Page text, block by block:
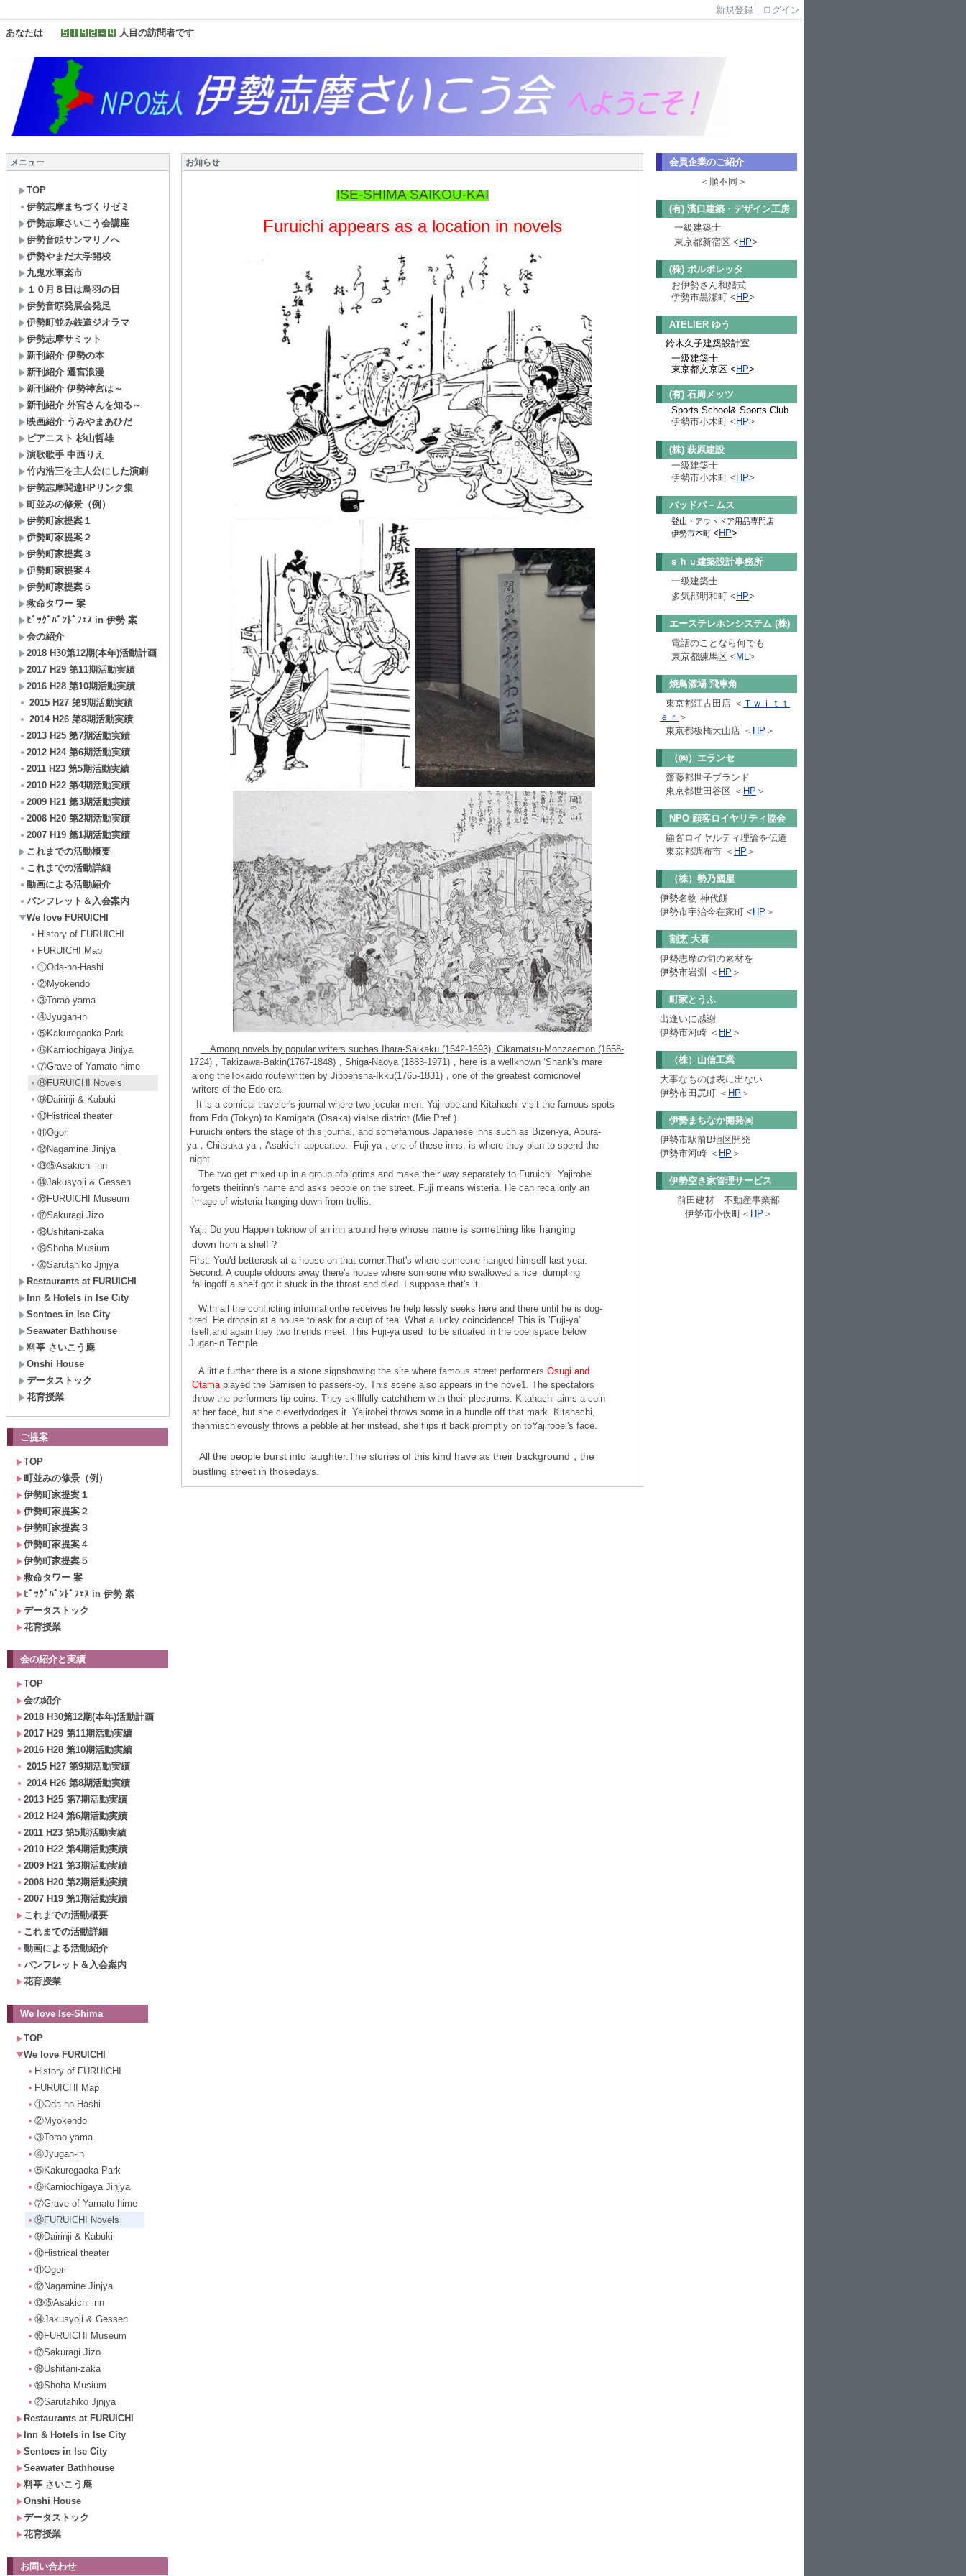
新規登録 ログイン
あなたは 人目の訪問者です
メニュー
TOP
伊勢志摩まちづくりゼミ
伊勢志摩さいこう会講座
伊勢音頭サンマリノへ
伊勢やまだ大学開校
九鬼水軍楽市
１０月８日は鳥羽の日
伊勢音頭発展会発足
伊勢町並み鉄道ジオラマ
伊勢志摩サミット
新刊紹介 伊勢の本
新刊紹介 遷宮浪漫
新刊紹介 伊勢神宮は～
新刊紹介 外宮さんを知る～
映画紹介 うみやまあひだ
ピアニスト 杉山哲雄
演歌歌手 中西りえ
竹内浩三を主人公にした演劇
伊勢志摩関連HPリンク集
町並みの修景（例）
伊勢町家提案１
伊勢町家提案２
伊勢町家提案３
伊勢町家提案４
伊勢町家提案５
救命タワー 案
ﾋﾞｯｸﾞﾊﾞﾝﾄﾞﾌｪｽ in 伊勢 案
会の紹介
2018 H30第12期(本年)活動計画
2017 H29 第11期活動実績
2016 H28 第10期活動実績
2015 H27 第9期活動実績
2014 H26 第8期活動実績
2013 H25 第7期活動実績
2012 H24 第6期活動実績
2011 H23 第5期活動実績
2010 H22 第4期活動実績
2009 H21 第3期活動実績
2008 H20 第2期活動実績
2007 H19 第1期活動実績
これまでの活動概要
これまでの活動詳細
動画による活動紹介
パンフレット＆入会案内
We love FURUICHI
History of FURUICHI
FURUICHI Map
①Oda-no-Hashi
②Myokendo
③Torao-yama
④Jyugan-in
⑤Kakuregaoka Park
⑥Kamiochigaya Jinjya
⑦Grave of Yamato-hime
⑧FURUICHI Novels
⑨Dairinji & Kabuki
⑩Histrical theater
⑪Ogori
⑫Nagamine Jinjya
⑬⑮Asakichi inn
⑭Jakusyoji & Gessen
⑯FURUICHI Museum
⑰Sakuragi Jizo
⑱Ushitani-zaka
⑲Shoha Musium
⑳Sarutahiko Jjnjya
Restaurants at FURUICHI
Inn & Hotels in Ise City
Sentoes in Ise City
Seawater Bathhouse
料亭 さいこう庵
Onshi House
データストック
花育授業
ご提案
TOP
町並みの修景（例）
伊勢町家提案１
伊勢町家提案２
伊勢町家提案３
伊勢町家提案４
伊勢町家提案５
救命タワー 案
ﾋﾞｯｸﾞﾊﾞﾝﾄﾞﾌｪｽ in 伊勢 案
データストック
花育授業
会の紹介と実績
TOP
会の紹介
2018 H30第12期(本年)活動計画
2017 H29 第11期活動実績
2016 H28 第10期活動実績
2015 H27 第9期活動実績
2014 H26 第8期活動実績
2013 H25 第7期活動実績
2012 H24 第6期活動実績
2011 H23 第5期活動実績
2010 H22 第4期活動実績
2009 H21 第3期活動実績
2008 H20 第2期活動実績
2007 H19 第1期活動実績
これまでの活動概要
これまでの活動詳細
動画による活動紹介
パンフレット＆入会案内
花育授業
We love Ise-Shima
TOP
We love FURUICHI
History of FURUICHI
FURUICHI Map
①Oda-no-Hashi
②Myokendo
③Torao-yama
④Jyugan-in
⑤Kakuregaoka Park
⑥Kamiochigaya Jinjya
⑦Grave of Yamato-hime
⑧FURUICHI Novels
⑨Dairinji & Kabuki
⑩Histrical theater
⑪Ogori
⑫Nagamine Jinjya
⑬⑮Asakichi inn
⑭Jakusyoji & Gessen
⑯FURUICHI Museum
⑰Sakuragi Jizo
⑱Ushitani-zaka
⑲Shoha Musium
⑳Sarutahiko Jjnjya
Restaurants at FURUICHI
Inn & Hotels in Ise City
Sentoes in Ise City
Seawater Bathhouse
料亭 さいこう庵
Onshi House
データストック
花育授業
お問い合わせ
お知らせ
ISE-SHIMA SAIKOU-KAI
Furuichi appears as a location in novels
Among novels by popular writers suchas Ihara-Saikaku (1642-1693), Cikamatsu-Monzaemon (1658-
1724)，Takizawa-Bakin(1767-1848)，Shiga-Naoya (1883-1971)，here is a wellknown ‘Shank's mare
along theTokaido route'written by Jippensha-Ikku(1765-1831)，one of the greatest comicnovel
writers of the Edo era.
It is a comical traveler's journal where two jocular men. Yajirobeiand Kitahachi visit the famous spots
from Edo (Tokyo) to Kamigata (Osaka) viaIse district (Mie Pref.).
Furuichi enters the stage of this journal, and somefamous Japanese inns such as Bizen-ya, Abura-
ya，Chitsuka-ya，Asakichi appeartoo. Fuji-ya，one of these inns, is where they plan to spend the
night.
The two get mixed up in a group ofpilgrims and make their way separately to Furuichi. Yajirobei
forgets theirinn's name and asks people on the street. Fuji means wisteria. He can recallonly an
image of wisteria hanging down from trellis.
Yaji: Do you Happen toknow of an inn around here whose name is something like hanging
down from a shelf ?
First: You'd betterask at a house on that corner.That's where someone hanged himself last year.
Second: A couple ofdoors away there's house where someone who swallowed a rice dumpling
fallingoff a shelf got it stuck in the throat and died. I suppose that's it.
With all the conflicting informationhe receives he help lessly seeks here and there until he is dog-
tired. He dropsin at a house to ask for a cup of tea. What a lucky coincidence! This is ’Fuji-ya’
itself,and again they two friends meet. This Fuji-ya used to be situated in the openspace below
Jugan-in Temple.
A little further there is a stone signshowing the site where famous street performers Osugi and
Otamaplayed the Samisen to passers-by. This scene also appears in the nove1. The spectators
throw the performers tip coins. They skillfully catchthem with their plectrums. Kitahachi aims a coin
at her face, but she cleverlydodges it. Yajirobei throws some in a bundle off that mark. Kitahachi,
thenmischievously throws a pebble at her instead, she flips it back promptly on toYajirobei's face.
All the people burst into laughter.The stories of this kind have as their background，the
bustling street in thosedays.
会員企業のご紹介
＜順不同＞
(有) 濱口建築・デザイン工房
一級建築士
東京都新宿区 < HP>
(株) ボルボレッタ
お伊勢さん和婚式
伊勢市黒瀬町 < HP>
ATELIER ゆう
鈴木久子建築設計室
一級建築士
東京都文京区 < HP>
(有) 石周メッツ
Sports School& Sports Club
伊勢市小木町 < HP>
(株) 萩原建設
一級建築士
伊勢市小木町 < HP>
バッドパ－ムス
登山・アウトドア用品専門店
伊勢市本町 < HP>
ｓｈｕ建築設計事務所
一級建築士
多気郡明和町 < HP>
エーステレホンシステム (株)
電話のことなら何でも
東京都練馬区 < ML>
焼鳥酒場 飛車角
東京都江古田店 ＜ Ｔｗｉｔｔ
ｅｒ ＞
東京都板橋大山店 ＜ HP ＞
（㈱）エランセ
齋藤都世子ブランド
東京都世田谷区 ＜ HP ＞
NPO 顧客ロイヤリティ協会
顧客ロイヤルティ理論を伝道
東京都調布市 ＜ HP ＞
（株）勢乃國屋
伊勢名物 神代餅
伊勢市宇治今在家町 < HP ＞
割烹 大喜
伊勢志摩の旬の素材を
伊勢市岩淵 ＜ HP ＞
町家とうふ
出逢いに感謝
伊勢市河崎 ＜ HP ＞
（株）山信工業
大事なものは表に出ない
伊勢市田尻町 ＜ HP ＞
伊勢まちなか開発㈱
伊勢市駅前B地区開発
伊勢市河崎 ＜ HP ＞
伊勢空き家管理サービス
前田建材 不動産事業部
伊勢市小俣町＜ HP ＞